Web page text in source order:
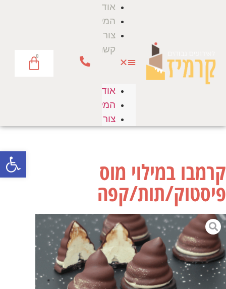
פתח
אודות
המלצות
צור
קשר
אודות
המלצות
צור קשר
0
קרמבו במילוי מוס
פיסטוק/תות/קפה